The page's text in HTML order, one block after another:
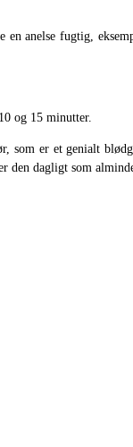
anelse fugtig,
og 15 minutter.
som er et genialt
den dagligt som